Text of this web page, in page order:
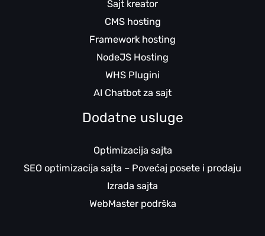
Sajt kreator
CMS hosting
Framework hosting
NodeJS Hosting
WHS Plugini
AI Chatbot za sajt
Dodatne usluge
Optimizacija sajta
SEO optimizacija sajta – Povećaj posete i prodaju
Izrada sajta
WebMaster podrška